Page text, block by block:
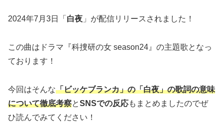
2024年7月3日「 白夜 」が配信リリースされました！
この曲はドラマ『科捜研の女 season24』の主題歌となっ
ております！
今回はそんな「ビッケブランカ」の「白夜」の歌詞の意味
について徹底考察とSNSでの反応もまとめましたのでぜ
ひ読んでみてください！